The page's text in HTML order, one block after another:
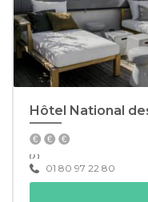
Hôtel National
01 80 97 22 80